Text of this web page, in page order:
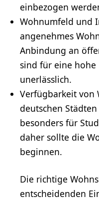
einbezogen
Wohnumfeld und
angenehmes
Anbindung an
sind für eine hohe
unerlässlich.
Verfügbarkeit von
deutschen
besonders für
daher sollte die
beginnen.
Die richtige
entscheidenden